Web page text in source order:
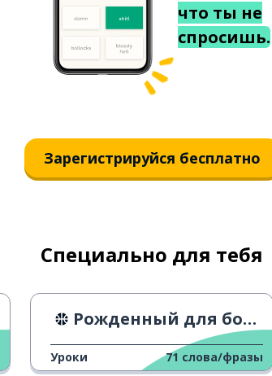
что ты не
спросишь.
Зарегистрируйся бесплатно
Специально для тебя
Рожденный для борьбы
Уроки 71 слова/фразы